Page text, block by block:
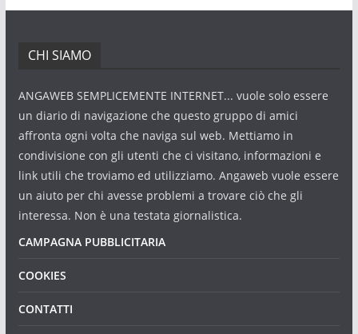
CHI SIAMO
ANGAWEB SEMPLICEMENTE INTERNET... vuole solo essere
un diario di navigazione che questo gruppo di amici
affronta ogni volta che naviga sul web. Mettiamo in
condivisione con gli utenti che ci visitano, informazioni e
link utili che troviamo ed utilizziamo. Angaweb vuole essere
un aiuto per chi avesse problemi a trovare ciò che gli
interessa. Non è una testata giornalistica.
CAMPAGNA PUBBLICITARIA
COOKIES
CONTATTI